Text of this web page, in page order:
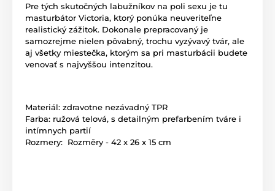
Pre tých skutočných labužníkov na poli sexu je tu
masturbátor Victoria, ktorý ponúka neuveriteľne
realistický zážitok. Dokonale prepracovaný je
samozrejme nielen pôvabný, trochu vyzývavý tvár, ale
aj všetky miestečka, ktorým sa pri masturbácii budete
venovať s najvyššou intenzitou.
Materiál: zdravotne nezávadný TPR
Farba: ružová telová, s detailným prefarbením tváre i
intímnych partií
Rozmery: Rozměry - 42 x 26 x 15 cm